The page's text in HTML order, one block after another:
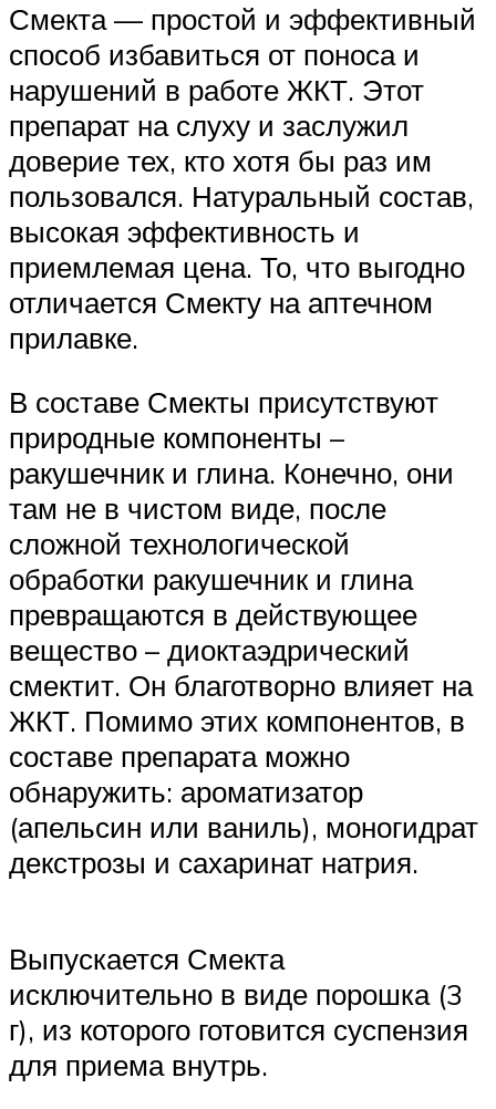
Смекта — простой и эффективный
способ избавиться от поноса и
нарушений в работе ЖКТ. Этот
препарат на слуху и заслужил
доверие тех, кто хотя бы раз им
пользовался. Натуральный состав,
высокая эффективность и
приемлемая цена. То, что выгодно
отличается Смекту на аптечном
прилавке.
В составе Смекты присутствуют
природные компоненты –
ракушечник и глина. Конечно, они
там не в чистом виде, после
сложной технологической
обработки ракушечник и глина
превращаются в действующее
вещество – диоктаэдрический
смектит. Он благотворно влияет на
ЖКТ. Помимо этих компонентов, в
составе препарата можно
обнаружить: ароматизатор
(апельсин или ваниль), моногидрат
декстрозы и сахаринат натрия.
Выпускается Смекта
исключительно в виде порошка (3
г), из которого готовится суспензия
для приема внутрь.